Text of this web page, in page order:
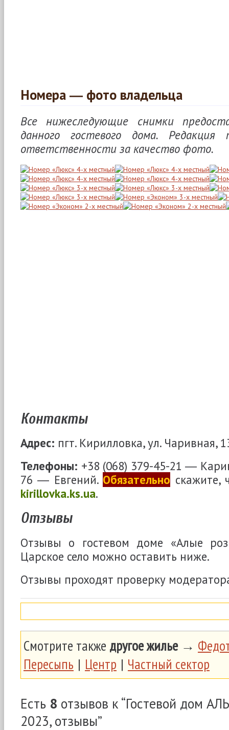
Номера ― фото владельца
Все нижеследующие снимки
данного гостевого дома.
ответственности за качество фото.
Контакты
Адрес: пгт. Кирилловка, ул. Чаривная,
Телефоны: +38 (068) 379-45-21 ―
76 ― Евгений. Обязательно скажите,
kirillovka.ks.ua.
Отзывы
Отзывы о гостевом доме «Алые
Царское село можно оставить ниже.
Отзывы проходят проверку
Смотрите также другое жилье→
Пересыпь | Центр | Частный сектор
Есть 8 отзывов к “Гостевой дом
2023, отзывы”